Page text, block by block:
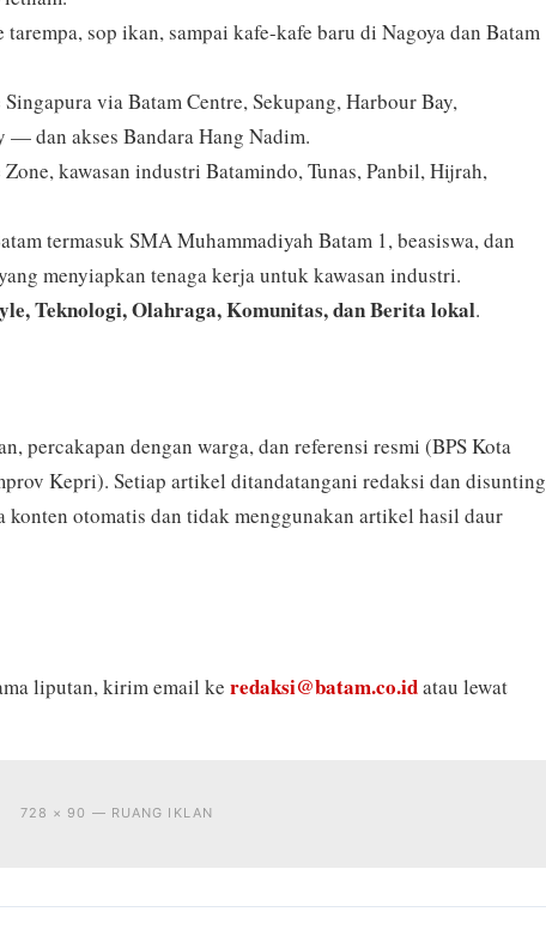
sop ikan, sampai kafe-kafe baru di Nagoya dan Batam
via Batam Centre, Sekupang, Harbour Bay,
dan akses Bandara Hang Nadim.
kawasan industri Batamindo, Tunas, Panbil, Hijrah,
termasuk SMA Muhammadiyah Batam 1, beasiswa, dan
menyiapkan tenaga kerja untuk kawasan industri.
Teknologi, Olahraga, Komunitas, dan Berita lokal.
percakapan dengan warga, dan referensi resmi (BPS Kota
Kepri). Setiap artikel ditandatangani redaksi dan disunting
konten otomatis dan tidak menggunakan artikel hasil daur
liputan, kirim email ke redaksi@batam.co.idatau lewat
728 × 90 — RUANG IKLAN